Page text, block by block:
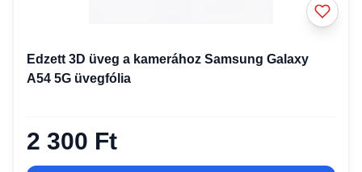
Edzett 3D üveg a kamerához Samsung Galaxy
A54 5G üvegfólia
2 300 Ft